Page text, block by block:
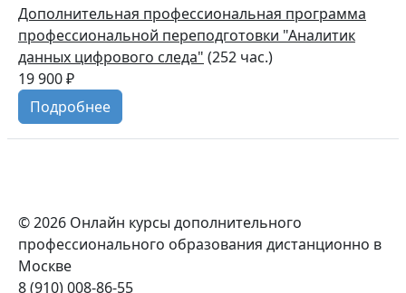
Дополнительная профессиональная программа
профессиональной переподготовки "Аналитик
данных цифрового следа" (252 час.)
19 900 ₽
Подробнее
© 2026 Онлайн курсы дополнительного
профессионального образования дистанционно в
Москве
8 (910) 008-86-55